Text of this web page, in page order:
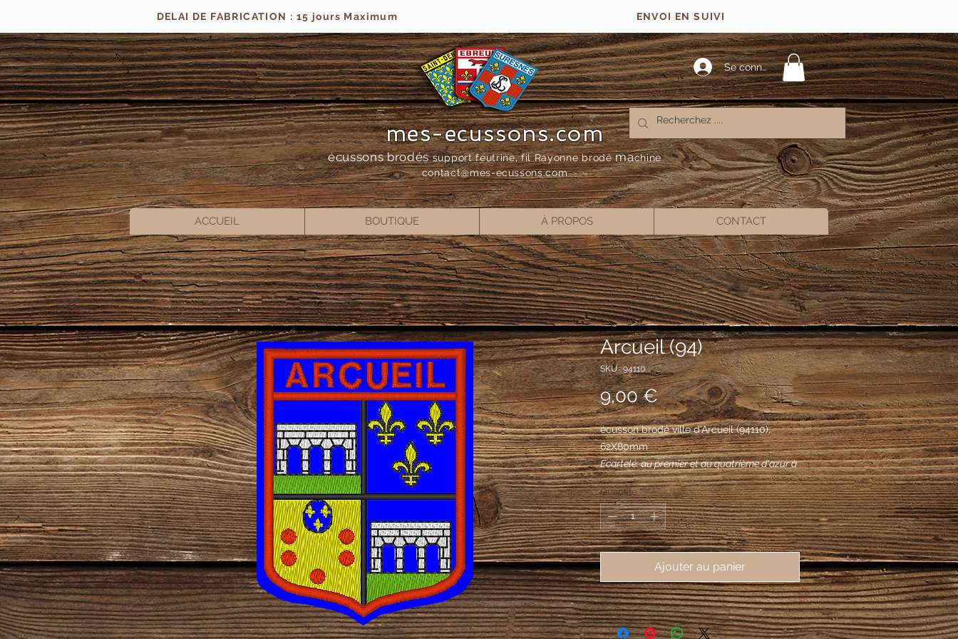
DELAI DE FABRICATION : 15 jours Maximum ENVOI EN SUIVI
Se connecter
mes-ecussons.com
écussons brodés support feutrine, fil Rayonne brodémachine
contact@mes-ecussons.com
ACCUEIL BOUTIQUE À PROPOS CONTACT
Arcueil (94)
SKU : 94110
9,00 €Prix
écusson brodé ville d'Arcueil (94110),
62X80mm
Ecartelé: au premier et au quatrième d'azur à
l'aqueduc de trois arches d'argent maçonné
de sable et posé sur une terrasse de sinople,
au deuxième d'azur aux trois fleurs de lys
d'or, au troisième d'or aux cinq tourteaux de
gueules ordonnés en orle et surmontés d'un
plus gros tourteau d'azur chargé de trois
fleurs de lys d'or
Quantité *
Ajouter au panier